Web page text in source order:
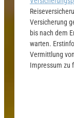
Versicherung
bis nach dem
warten.
Vermittlung
Impressum zu